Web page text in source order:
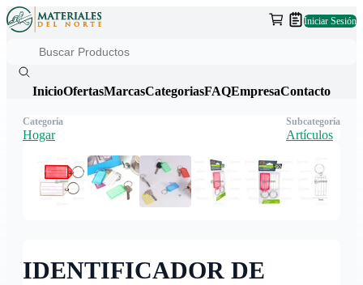
Iniciar Sesión
InicioOfertasMarcasCategoriasFAQEmpresaContacto
IDENTIFICADOR DE
Categoría
Hogar
Subcategoría
Artículos